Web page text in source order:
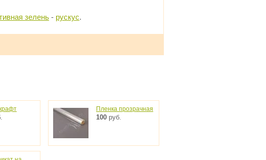
зелень - рускус.
Пленка прозрачная
100 руб.